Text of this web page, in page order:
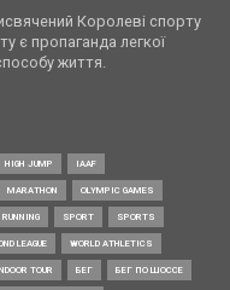
Королеві спорту
є пропаганда легкої
життя.
HIGH JUMP IAAF
MARATHON OLYMPIC GAMES
RUNNING SPORT SPORTS
LEAGUE WORLD ATHLETICS
TOUR БЕГ БЕГ ПО ШОССЕ